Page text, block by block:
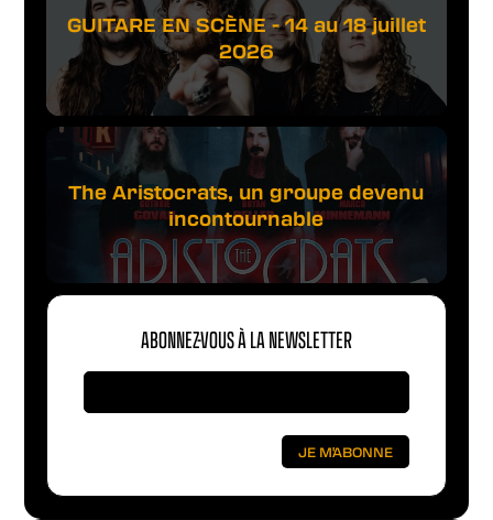
GUITARE EN SCÈNE - 14 au 18 juillet
2026
The Aristocrats, un groupe devenu
incontournable
ABONNEZ-VOUS À LA NEWSLETTER